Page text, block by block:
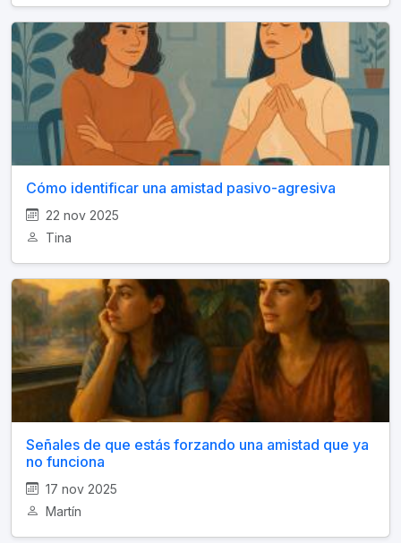
Cómo identificar una amistad pasivo-agresiva
22 nov 2025
Tina
Señales de que estás forzando una amistad que ya
no funciona
17 nov 2025
Martín